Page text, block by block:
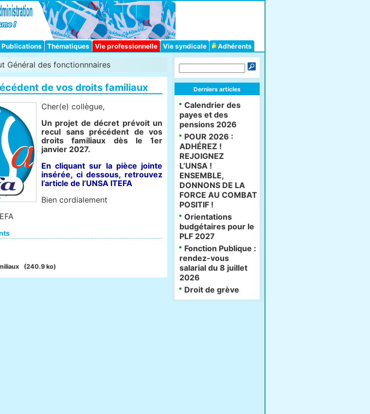
Publications Thématiques Vie professionnelle Vie syndicale Adhérents
Général des fonctionnnaires
de vos droits familiaux
Cher(e) collègue,
Un projet de décret prévoit un
recul sans précédent de vos
droits familiaux dès le 1er
janvier 2027.
En cliquant sur la pièce jointe
insérée, ci dessous, retrouvez
l’article de l’UNSA ITEFA
Bien cordialement
(240.9 ko)
Derniers articles
Calendrier des
payes et des
pensions 2026
POUR 2026 :
ADHÉREZ !
REJOIGNEZ
L’UNSA !
ENSEMBLE,
DONNONS DE LA
FORCE AU COMBAT
POSITIF !
Orientations
budgétaires pour le
PLF 2027
Fonction Publique :
rendez-vous
salarial du 8 juillet
2026
Droit de grève